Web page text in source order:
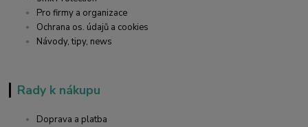
Pro firmy a organizace
Ochrana os. údajů a cookies
Návody, tipy, news
Rady k nákupu
Doprava a platba